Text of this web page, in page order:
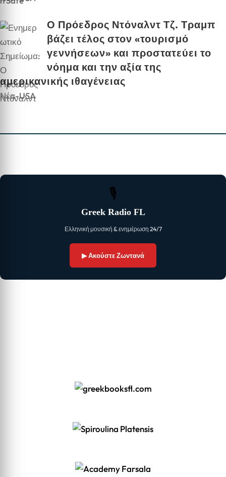
Ο Πρόεδρος Ντόναλντ Τζ. Τραμπ
βάζει τέλος στον «τουρισμό
γεννήσεων» και προστατεύει το
νόημα και την αξία της
αμερικανικής ιθαγένειας
Νέα-USA
🎙
Greek Radio FL
Ελληνική μουσική & ενημέρωση 24/7
▶ Ακούστε Ζωντανά